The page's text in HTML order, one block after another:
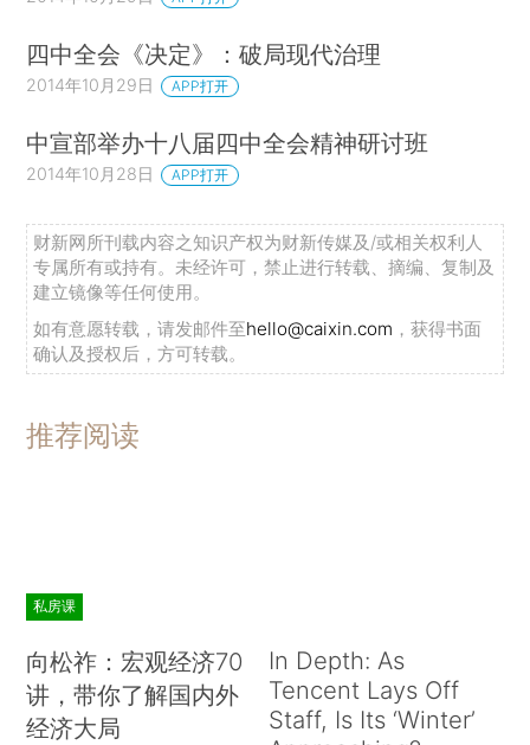
四中全会《决定》：破局现代治理
2014年10月29日 APP打开
中宣部举办十八届四中全会精神研讨班
2014年10月28日 APP打开
财新网所刊载内容之知识产权为财新传媒及/或相关权利人
专属所有或持有。未经许可，禁止进行转载、摘编、复制及
建立镜像等任何使用。
如有意愿转载，请发邮件至hello@caixin.com ，获得书面
确认及授权后，方可转载。
推荐阅读
私房课
向松祚：宏观经济70
讲，带你了解国内外
经济大局
In Depth: As
Tencent Lays Off
Staff, Is Its ‘Winter’